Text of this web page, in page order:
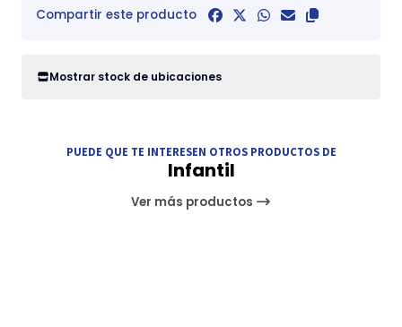
Compartir este producto
Mostrar stock de ubicaciones
PUEDE QUE TE INTERESEN OTROS PRODUCTOS DE
Infantil
Ver más productos